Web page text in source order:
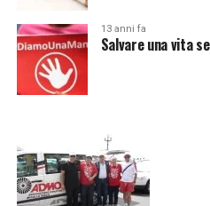
13 anni fa
Salvare una vita